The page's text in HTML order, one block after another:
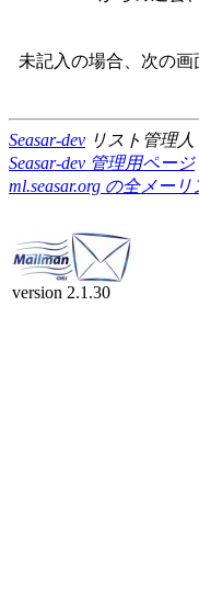
未記入の場合、次の画
Seasar-dev リスト管理人
Seasar-dev 管理用ページ
ml.seasar.org の全メー
version 2.1.30